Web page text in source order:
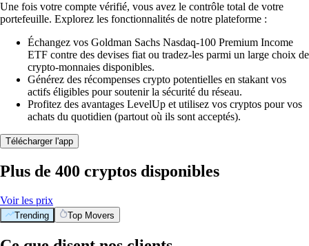
Une fois votre compte vérifié, vous avez le contrôle total de votre
portefeuille. Explorez les fonctionnalités de notre plateforme :
Échangez vos Goldman Sachs Nasdaq-100 Premium Income
ETF contre des devises fiat ou tradez-les parmi un large choix de
crypto-monnaies disponibles.
Générez des récompenses crypto potentielles en stakant vos
actifs éligibles pour soutenir la sécurité du réseau.
Profitez des avantages LevelUp et utilisez vos cryptos pour vos
achats du quotidien (partout où ils sont acceptés).
Télécharger l'app
Plus de 400 cryptos disponibles
Voir les prix
Trending Top Movers